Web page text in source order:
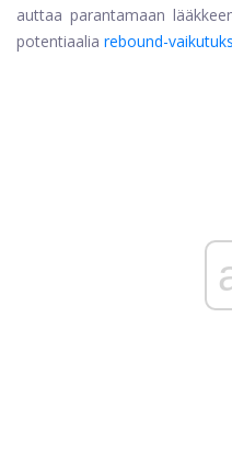
auttaa parantamaan
potentiaalia rebound-